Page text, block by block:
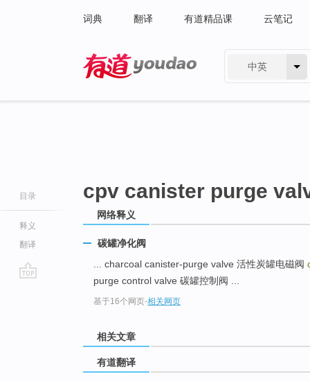
词典 翻译 有道精品课 云笔记
中英
目录
释义
翻译
cpv canister purge
网络释义
碳罐净化阀
... charcoal canister-purge valve 活性炭罐电磁阀
purge control valve 碳罐控制阀 ...
基于16个网页-相关网页
相关文章
有道翻译